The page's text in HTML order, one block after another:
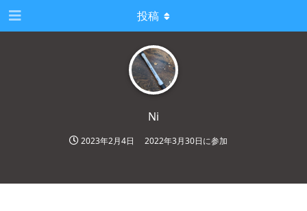
Ni
2023年2月4日 2022年3月30日に参加
投稿